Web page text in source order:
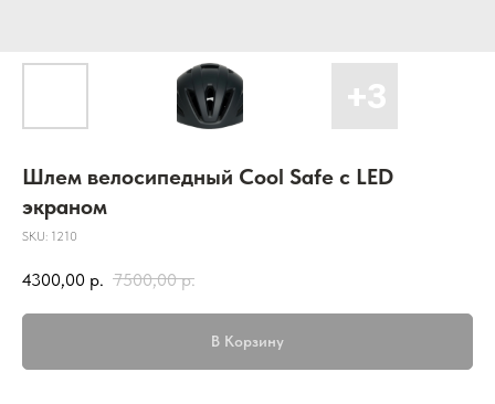
Шлем велосипедный Cool Safe с LED
экраном
SKU: 1210
4300,00 р. 7500,00 р.
В Корзину